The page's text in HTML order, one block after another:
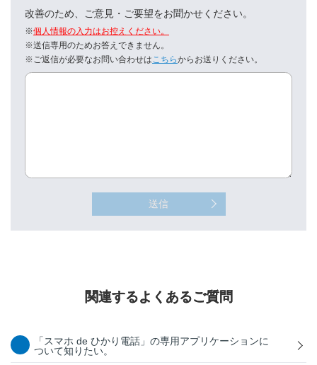
改善のため、ご意見・ご要望をお聞かせください。
※個人情報の入力はお控えください。
※送信専用のためお答えできません。
※ご返信が必要なお問い合わせは こちらからお送りください。
送信
関連するよくあるご質問
「スマホ de ひかり電話」の専用アプリケーションに
ついて知りたい。